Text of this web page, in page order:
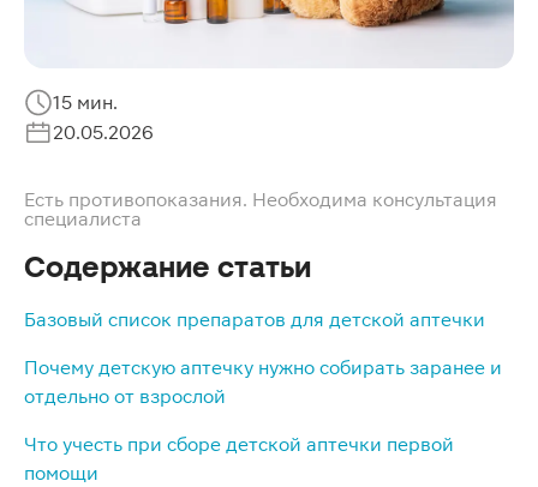
15 мин.
20.05.2026
Есть противопоказания. Необходима консультация
специалиста
Содержание статьи
Базовый список препаратов для детской аптечки
Почему детскую аптечку нужно собирать заранее и
отдельно от взрослой
Что учесть при сборе детской аптечки первой
помощи